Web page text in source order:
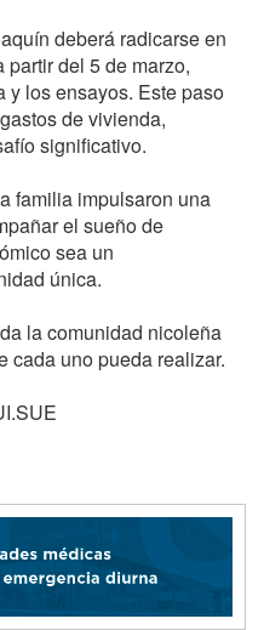
deberá radicarse en
del 5 de marzo,
y los ensayos. Este paso
de vivienda,
significativo.
familia impulsaron una
el sueño de
sea un
única.
la comunidad nicoleña
cada uno pueda realizar.